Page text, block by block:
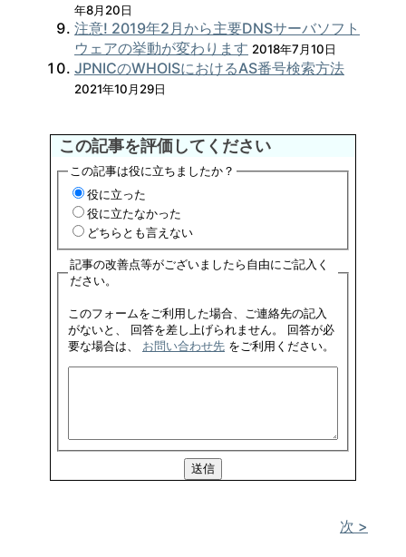
年8月20日
注意! 2019年2月から主要DNSサーバソフト
ウェアの挙動が変わります 2018年7月10日
JPNICのWHOISにおけるAS番号検索方法
2021年10月29日
この記事を評価してください
この記事は役に立ちましたか？
役に立った
役に立たなかった
どちらとも言えない
記事の改善点等がございましたら自由にご記入く
ださい。
このフォームをご利用した場合、ご連絡先の記入
がないと、 回答を差し上げられません。 回答が必
要な場合は、 お問い合わせ先 をご利用ください。
次 >